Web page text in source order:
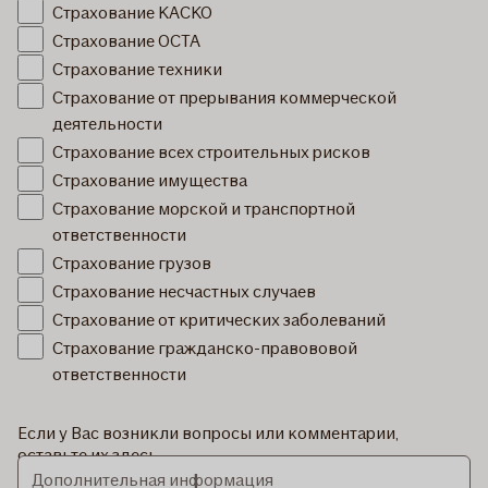
Страхование KACKO
Страхование OCTA
Страхование техники
Страхование от прерывания коммерческой
деятельности
Страхование всех строительных рисков
Страхование имущества
Страхование морской и транспортной
ответственности
Страхование грузов
Страхование несчастных случаев
Страхование от критических заболеваний
Страхование гражданско-правововой
ответственности
Если у Вас возникли вопросы или комментарии,
оставьте их здесь